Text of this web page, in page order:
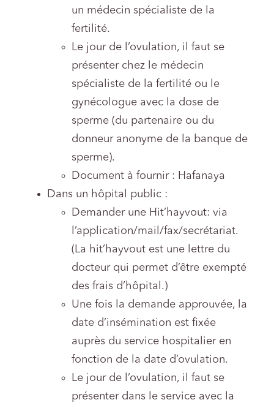
un médecin spécialiste de la
fertilité.
Le jour de l’ovulation, il faut se
présenter chez le médecin
spécialiste de la fertilité ou le
gynécologue avec la dose de
sperme (du partenaire ou du
donneur anonyme de la banque de
sperme).
Document à fournir : Hafanaya
Dans un hôpital public :
Demander une Hit’hayvout: via
l’application/mail/fax/secrétariat.
(La hit’hayvout est une lettre du
docteur qui permet d’être exempté
des frais d’hôpital.)
Une fois la demande approuvée, la
date d’insémination est fixée
auprès du service hospitalier en
fonction de la date d’ovulation.
Le jour de l’ovulation, il faut se
présenter dans le service avec la